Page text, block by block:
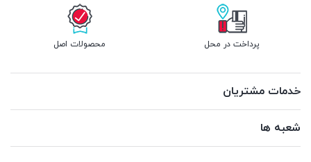
پرداخت در محل محصولات اصل
خدمات مشتریان
شعبه ها